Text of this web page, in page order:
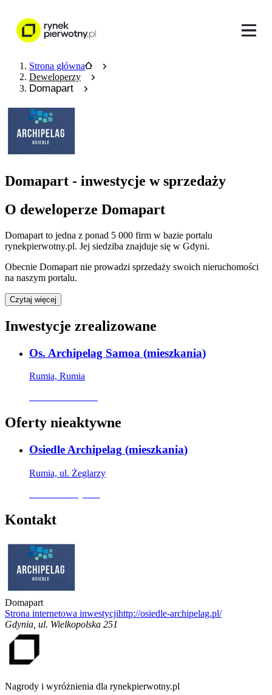
Strona główna
Deweloperzy
Domapart
Domapart - inwestycje w sprzedaży
O deweloperze Domapart
Domapart to jedna z ponad 5 000 firm w bazie portalu
rynekpierwotny.pl. Jej siedziba znajduje się w Gdyni.
Obecnie Domapart nie prowadzi sprzedaży swoich nieruchomości
na naszym portalu.
Czytaj więcej
Inwestycje zrealizowane
Os. Archipelag Samoa (mieszkania)
Rumia, Rumia
Oferty nieaktywne
Osiedle Archipelag (mieszkania)
Rumia, ul. Żeglarzy
Kontakt
Domapart
Strona internetowa inwestycjihttp://osiedle-archipelag.pl/
Gdynia ul. Wielkopolska 251
Nagrody i wyróżnienia dla rynekpierwotny.pl